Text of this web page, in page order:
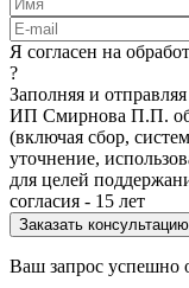
Я согласен на
?
Заполняя и
ИП Смирнова П.П.
(включая сбор,
уточнение,
для целей
согласия - 15 лет
Ваш запрос успешно